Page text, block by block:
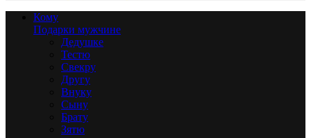
Кому
Подарки мужчине
Дедушке
Тестю
Свекру
Другу
Внуку
Сыну
Брату
Зятю